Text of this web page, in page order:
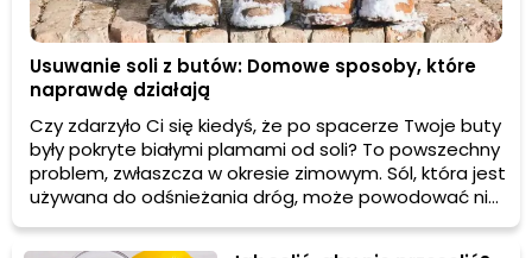
Usuwanie soli z butów: Domowe sposoby, które
naprawdę działają
Czy zdarzyło Ci się kiedyś, że po spacerze Twoje buty
były pokryte białymi plamami od soli? To powszechny
problem, zwłaszcza w okresie zimowym. Sól, która jest
używana do odśnieżania dróg, może powodować nie
tylko nieestetyczne plamy na butach, ale także
uszkodzić ich materiał. Zdradzamy kilka sprawdzonych